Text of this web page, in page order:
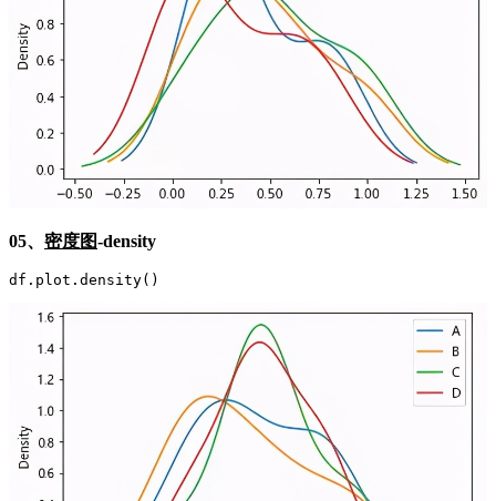
05、 密度图-density
df.plot.density()